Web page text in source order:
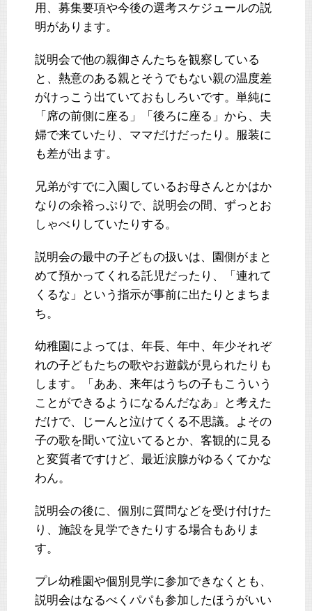
用、募集要項や今後の選考スケジュールの説
明があります。
説明会で他の親御さんたちを観察している
と、熱意のある親とそうでもない親の温度差
がけっこう出ていておもしろいです。単純に
「席の前側に座る」「後ろに座る」から、夫
婦で来ていたり、ママだけだったり。服装に
も差が出ます。
兄弟がすでに入園しているお母さんとかはか
なりの余裕っぷりで、説明会の間、ずっとお
しゃべりしていたりする。
説明会の最中の子どもの扱いは、園側がまと
めて預かってくれる託児だったり、「連れて
くるな」という指示が事前に出たりとまちま
ち。
幼稚園によっては、年長、年中、年少それぞ
れの子どもたちの歌やお遊戯が見られたりも
します。「ああ、来年はうちの子もこういう
ことができるようになるんだなあ」と考えた
だけで、じーんと泣けてくる不思議。よその
子の歌を聞いて泣いてるとか、客観的に見る
と変質者ですけど、最近涙腺がゆるくてかな
わん。
説明会の後に、個別に質問などを受け付けた
り、施設を見学できたりする場合もありま
す。
プレ幼稚園や個別見学に参加できなくとも、
説明会はなるべくパパも参加したほうがいい